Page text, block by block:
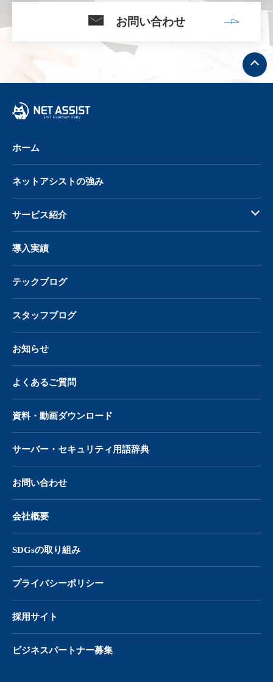
お問い合わせ
ト
ッ
プ
へ
ホーム
ネットアシストの強み
サービス紹介
導入実績
テックブログ
スタッフブログ
お知らせ
よくあるご質問
資料・動画ダウンロード
サーバー・ セキュリティ用語辞典
お問い合わせ
会社概要
SDGsの取り組み
プライバシーポリシー
採用サイト
ビジネスパートナー募集